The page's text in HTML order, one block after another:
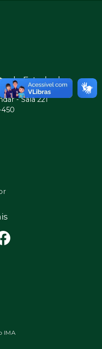
do Estado de
- Sala 221
450
IMA